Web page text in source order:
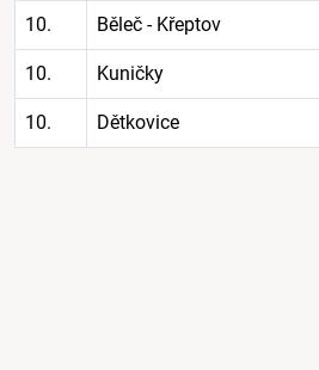
10. Běleč - Křeptov
10. Kuničky
10. Dětkovice